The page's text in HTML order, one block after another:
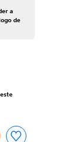
de 69,99 €
a
de
de 69,99 €